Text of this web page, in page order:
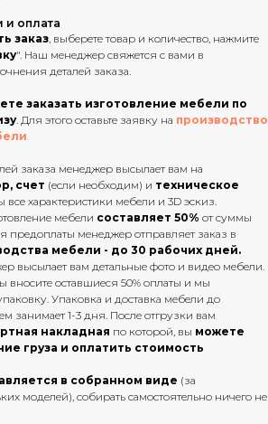
и оплата
заказ, выберете товар и количество, нажмите
". Наш менеджер свяжется с вами в
деталей заказа.
заказать изготовление мебели по
. Для этого оставьте заявку на производство
.
заказа менеджер высылает вам на
счет (если необходим) и техническое
все характеристики мебели и 3D эскиз.
мебели составляет 50% от суммы
предоплаты менеджер отправляет заказ в
мебели - до 30 рабочих дней.
высылает вам детальные фото и видео мебели.
вносите оставшиеся 50% оплаты и мы
Упаковка и доставка мебели до
занимает 1-3 дня. После отгрузки вам
накладная по которой, вы можете
груза и оплатить стоимость
в собранном виде (за
моделей), собирать самостоятельно ничего не